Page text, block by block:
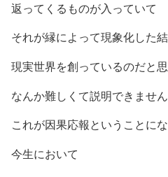
返ってくるものが入っていて
それが縁によって現象化した
現実世界を創っているのだと思
なんか難しくて説明できませ
これが因果応報ということに
今生において